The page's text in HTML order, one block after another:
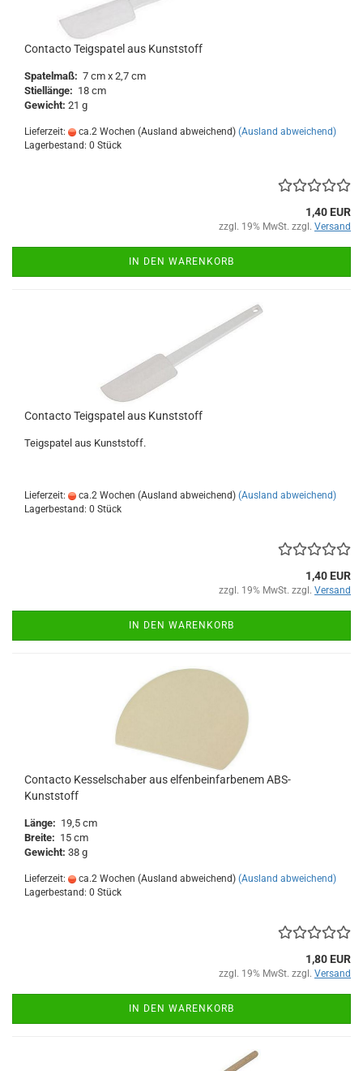
Contacto Teigspatel aus Kunststoff
Spatelmaß: 7 cm x 2,7 cm
Stiellänge: 18 cm
Gewicht: 21 g
Lieferzeit: ca.2 Wochen (Ausland abweichend) (Ausland abweichend)
Lagerbestand: 0 Stück
1,40 EUR
zzgl. 19% MwSt. zzgl. Versand
IN DEN WARENKORB
Contacto Teigspatel aus Kunststoff
Teigspatel aus Kunststoff.
Lieferzeit: ca.2 Wochen (Ausland abweichend) (Ausland abweichend)
Lagerbestand: 0 Stück
1,40 EUR
zzgl. 19% MwSt. zzgl. Versand
IN DEN WARENKORB
Contacto Kesselschaber aus elfenbeinfarbenem ABS-
Kunststoff
Länge: 19,5 cm
Breite: 15 cm
Gewicht: 38 g
Lieferzeit: ca.2 Wochen (Ausland abweichend) (Ausland abweichend)
Lagerbestand: 0 Stück
1,80 EUR
zzgl. 19% MwSt. zzgl. Versand
IN DEN WARENKORB